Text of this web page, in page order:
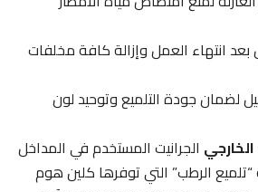
انتهاء العمل وإزالة كافة مخلفات
جودة التلميع وتوحيد لون
الجرانيت المستخدم في المداخل
الرطب” التي توفرها كلين هوم